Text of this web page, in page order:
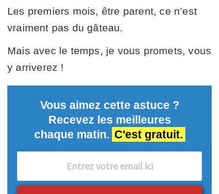
Les premiers mois, être parent, ce n’est
vraiment pas du gâteau.
Mais avec le temps, je vous promets, vous
y arriverez !
Vous aimez cette astuce ?
Recevez les meilleures
chaque matin. C'est gratuit.